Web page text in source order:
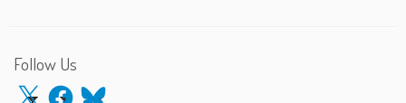
Follow Us
X Facebook
Bluesky